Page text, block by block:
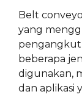
Belt
yang
pengangkut
beberapa
digunakan,
dan aplikasi